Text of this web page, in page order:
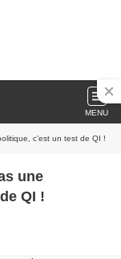
MENU
c'est un test de QI !
une
QI !